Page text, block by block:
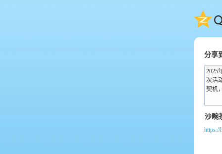
QQ
分享
2025
次活
契机
https://